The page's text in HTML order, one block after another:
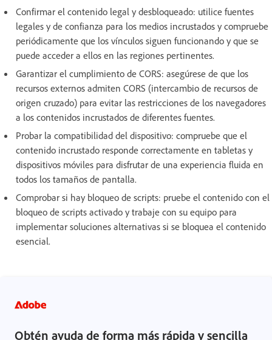
Confirmar el contenido legal y desbloqueado: utilice fuentes
legales y de confianza para los medios incrustados y compruebe
periódicamente que los vínculos siguen funcionando y que se
puede acceder a ellos en las regiones pertinentes.
Garantizar el cumplimiento de CORS: asegúrese de que los
recursos externos admiten CORS (intercambio de recursos de
origen cruzado) para evitar las restricciones de los navegadores
a los contenidos incrustados de diferentes fuentes.
Probar la compatibilidad del dispositivo: compruebe que el
contenido incrustado responde correctamente en tabletas y
dispositivos móviles para disfrutar de una experiencia fluida en
todos los tamaños de pantalla.
Comprobar si hay bloqueo de scripts: pruebe el contenido con el
bloqueo de scripts activado y trabaje con su equipo para
implementar soluciones alternativas si se bloquea el contenido
esencial.
Obtén ayuda de forma más rápida y sencilla